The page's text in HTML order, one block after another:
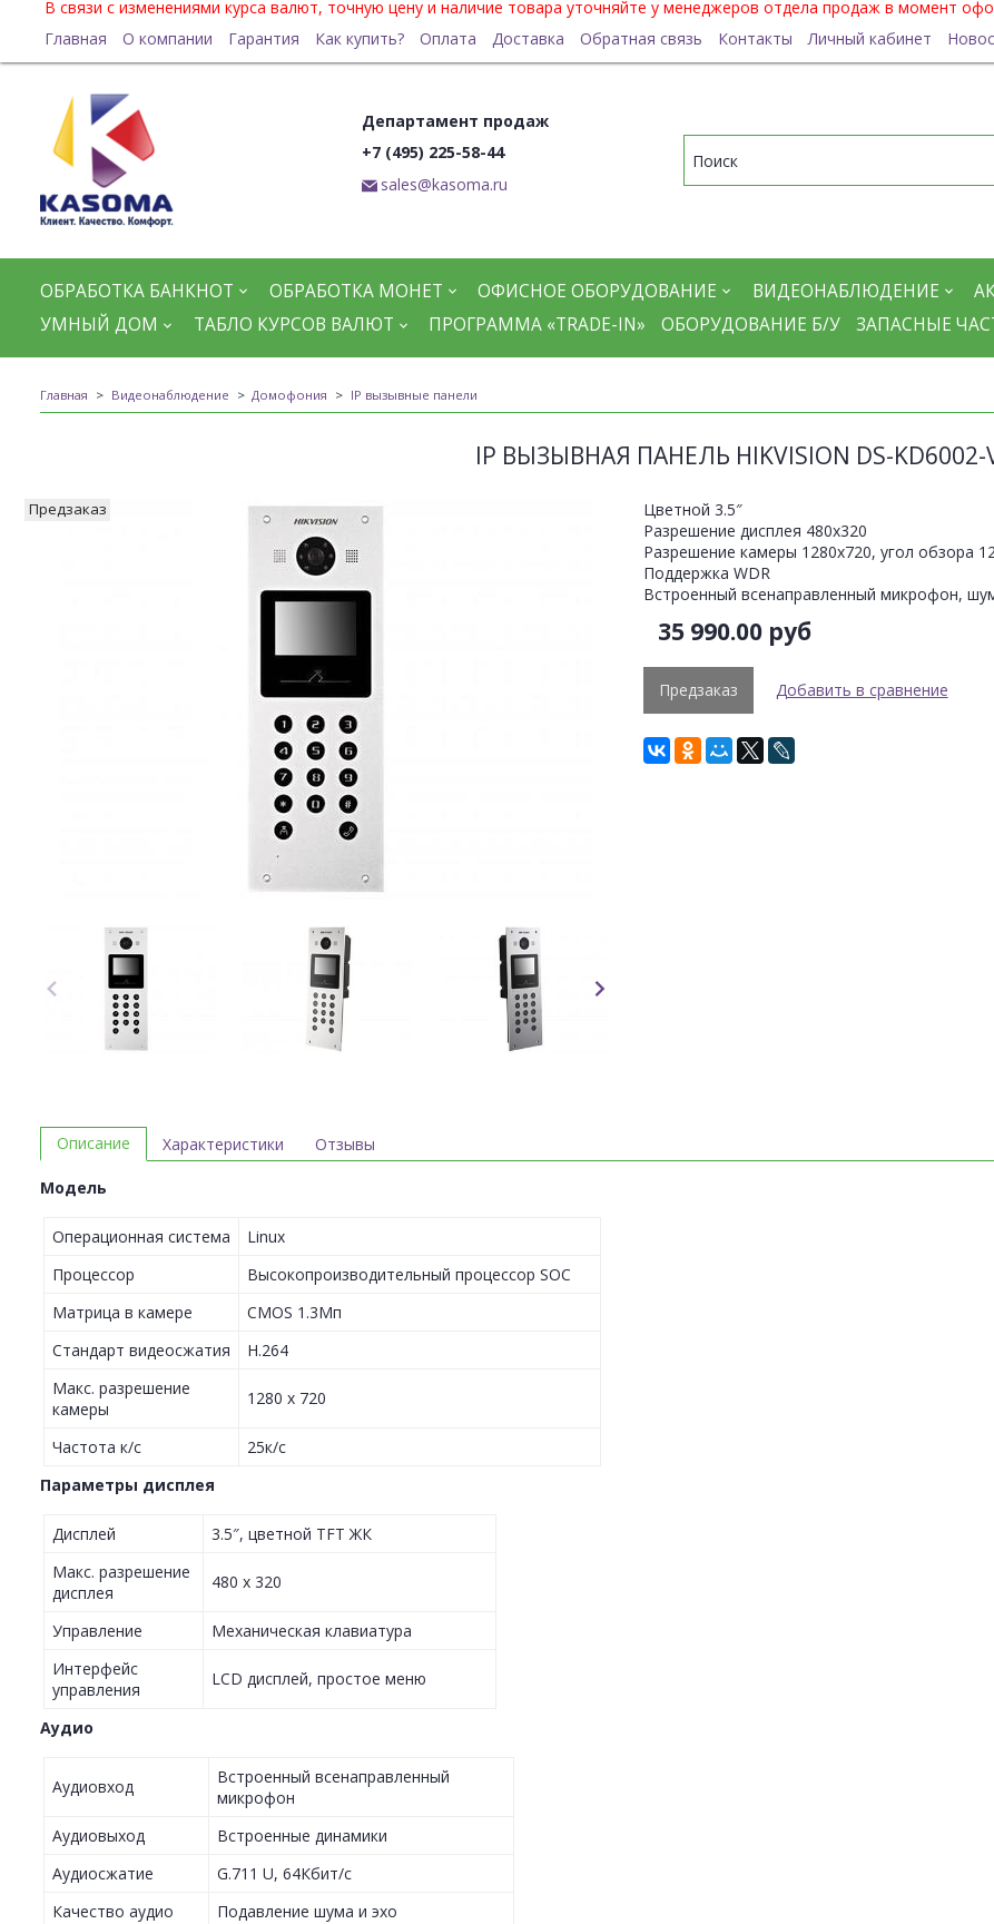
В связи с изменениями курса валют, точную цену и наличие товара уточняйте у менеджеров отдела продаж в момент
Главная
О компании Гарантия Как купить? Оплата Доставка Обратная связь Контакты Личный кабинет
Департамент продаж
+7 (495) 225-58-44
sales@kasoma.ru
ОБРАБОТКА БАНКНОТ ОБРАБОТКА МОНЕТ ОФИСНОЕ ОБОРУДОВАНИЕ ВИДЕОНАБЛЮДЕНИЕ
УМНЫЙ ДОМ
ТАБЛО КУРСОВ ВАЛЮТ ПРОГРАММА «TRADE-IN» ОБОРУДОВАНИЕ Б/У ЗАПАСНЫЕ
Главная Видеонаблюдение Домофония IP вызывные панели
IP ВЫЗЫВНАЯ ПАНЕЛЬ HIKVISION DS-KD6002-
Предзаказ
Цветной 3.5″
Разрешение дисплея 480х320
Разрешение камеры 1280х720, угол обзора
Поддержка WDR
Встроенный всенаправленный микрофон,
35 990.00 руб
Предзаказ Добавить в сравнение
Описание
Модель
Операционная система
Linux
Процессор
Высокопроизводительный процессор SOC
Матрица в камере
CMOS 1.3Mп
Стандарт видеосжатия
H.264
Макс. разрешение
камеры
1280 х 720
Частота к/с
25к/с
Параметры дисплея
Дисплей
3.5″, цветной TFT ЖК
Макс. разрешение
дисплея
480 х 320
Управление
Механическая клавиатура
Интерфейс
управления
LCD дисплей, простое меню
Аудио
Аудиовход
Встроенный всенаправленный
микрофон
Аудиовыход
Встроенные динамики
Аудиосжатие
G.711 U, 64Кбит/с
Качество аудио
Подавление шума и эхо
Характеристики Отзывы